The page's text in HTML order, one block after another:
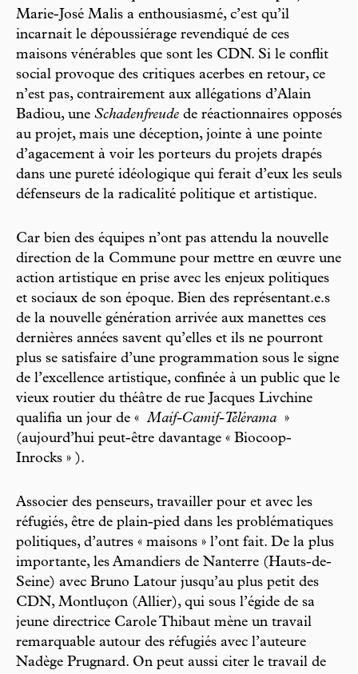
Marie-José Malis a enthousiasmé, c’est qu’il
incarnait le dépoussiérage revendiqué de ces
maisons vénérables que sont les CDN. Si le conflit
social provoque des critiques acerbes en retour, ce
n’est pas, contrairement aux allégations d’Alain
Badiou, une Schadenfreude de réactionnaires opposés
au projet, mais une déception, jointe à une pointe
d’agacement à voir les porteurs du projets drapés
dans une pureté idéologique qui ferait d’eux les seuls
défenseurs de la radicalité politique et artistique.
Car bien des équipes n’ont pas attendu la nouvelle
direction de la Commune pour mettre en œuvre une
action artistique en prise avec les enjeux politiques
et sociaux de son époque. Bien des représentant.e.s
de la nouvelle génération arrivée aux manettes ces
dernières années savent qu’elles et ils ne pourront
plus se satisfaire d’une programmation sous le signe
de l’excellence artistique, confinée à un public que le
vieux routier du théâtre de rue Jacques Livchine
qualifia un jour de « Maif-Camif-Télérama »
(aujourd’hui peut-être davantage « Biocoop-
Inrocks » ).
Associer des penseurs, travailler pour et avec les
réfugiés, être de plain-pied dans les problématiques
politiques, d’autres « maisons » l’ont fait. De la plus
importante, les Amandiers de Nanterre (Hauts-de-
Seine) avec Bruno Latour jusqu’au plus petit des
CDN, Montluçon (Allier), qui sous l’égide de sa
jeune directrice Carole Thibaut mène un travail
remarquable autour des réfugiés avec l’auteure
Nadège Prugnard. On peut aussi citer le travail de